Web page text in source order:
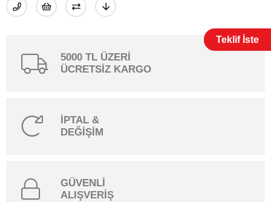
Teklif İste
5000 TL ÜZERİ
ÜCRETSİZ KARGO
İPTAL &
DEĞİŞİM
GÜVENLİ
ALIŞVERİŞ